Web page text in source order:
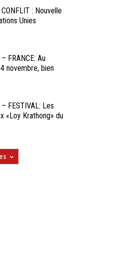
: Nouvelle
Unies
FRANCE: Au
novembre, bien
FESTIVAL: Les
«Loy Krathong» du